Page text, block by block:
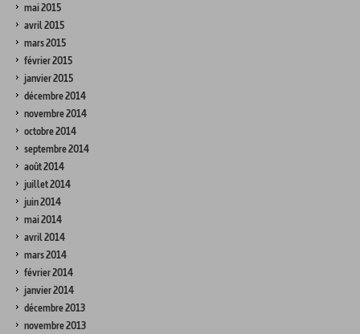
mai 2015
avril 2015
mars 2015
février 2015
janvier 2015
décembre 2014
novembre 2014
octobre 2014
septembre 2014
août 2014
juillet 2014
juin 2014
mai 2014
avril 2014
mars 2014
février 2014
janvier 2014
décembre 2013
novembre 2013